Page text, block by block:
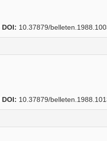
DOI: 10.37879/
DOI: 10.37879/